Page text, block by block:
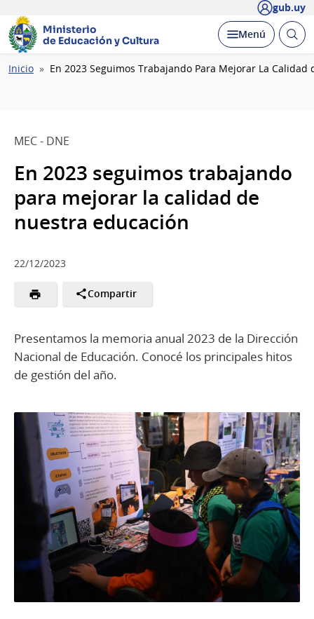
gub.uy
Ministerio
de Educación y Cultura
Desplegar
Menú Abrir
Ruta
Inicio En 2023 Seguimos Trabajando Para Mejorar La Calidad
MEC - DNE
En 2023 seguimos trabajando
para mejorar la calidad de
nuestra educación
22/12/2023
Compartir
Presentamos la memoria anual 2023 de la Dirección
Nacional de Educación. Conocé los principales hitos
de gestión del año.